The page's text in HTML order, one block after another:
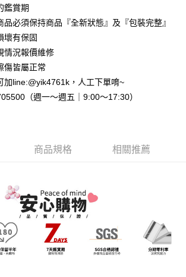
明】
提供，台灣大哥大用戶可立即使用無須另外申請。
付你分期」，訂單成立後會自動跳轉到大哥付的交易
，選擇欲分期的期數、繳款截止日，確認付款後即完
期數及費用金額請依後續交易確認頁面所載為準。
如未前往確認交易或遇審核未通過，訂單將自動取
哥大股份有限公司」（以下簡稱本公司）所提供，讓
本服務購買商品或服務，並由商店將買賣／分期付款
司後，依約使用本公司帳單繳交帳款。
大哥付你分期」之契約關係目的，商店將以您的個人
或地址）提供予台灣大哥大進項蒐集、處理及利用，
分期帳單所需資料之確認、核對及更正。
付」】
收到商品之後才付款」的支付方式。 讓您購物簡單
員、不需綁卡、不需儲值。
AFTEE先享後付」後，將跳轉至「AFTEE先享後付」
後14天內，點擊此簡訊中的連結，可透過四大超商／
元方式進行付款，方視為交易完成。
成當下不需立刻繳費，但若您需要取消訂單，請聯絡
商家同意取消之訂單仍視為有效，需透過AFTEE先享
AFTEE先享後付 」之結帳頁面顯示為準，若有關於
需取消欲退款等相關疑問，請聯繫「AFTEE先享後付
鑑賞期
必須保持商品『全新狀態』及『包裝完整』
壞有保固
情況報價維修
傷皆屬正常
line:@yik4761k，人工下單唷~
（週一～週五｜9:00～17:30）
商品規格 相關推薦